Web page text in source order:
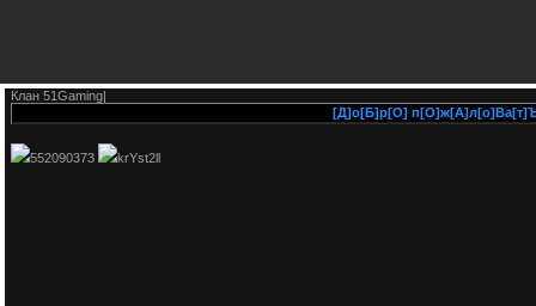
Клан 51Gaming|
[Д]о[Б]р[О] п[О]ж[А]л[о]Ва[т]Ъ
552090373 krYst2ll